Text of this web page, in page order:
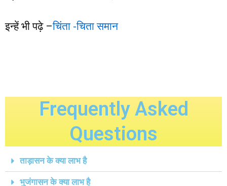
इन्हें भी पढ़े –चिंता -चिता समान
Frequently Asked
Questions
ताड़ासन के क्या लाभ है
भुजंगासन के क्या लाभ है